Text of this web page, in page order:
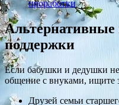
проработки
Альтернативные
поддержки
Если бабушки и дедушки не
общение с внуками, ищите
Друзей семьи